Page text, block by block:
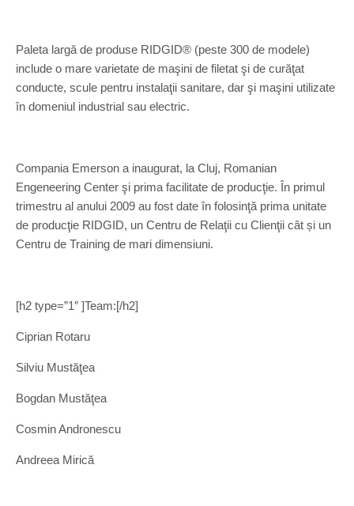
Paleta largă de produse RIDGID® (peste 300 de modele)
include o mare varietate de maşini de filetat şi de curăţat
conducte, scule pentru instalaţii sanitare, dar şi maşini utilizate
în domeniul industrial sau electric.
Compania Emerson a inaugurat, la Cluj, Romanian
Engeneering Center şi prima facilitate de producţie. În primul
trimestru al anului 2009 au fost date în folosinţă prima unitate
de producţie RIDGID, un Centru de Relaţii cu Clienţii cât și un
Centru de Training de mari dimensiuni.
[h2 type=”1″ ]Team:[/h2]
Ciprian Rotaru
Silviu Mustăţea
Bogdan Mustăţea
Cosmin Andronescu
Andreea Mirică